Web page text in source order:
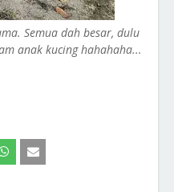
Semua dah besar, dulu
anak kucing hahahaha...